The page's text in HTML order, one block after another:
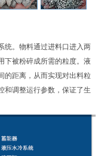
统。物料通过进料口进入两
下被粉碎成所需的粒度。液
的距离，从而实现对出料粒
和调整运行参数，保证了生